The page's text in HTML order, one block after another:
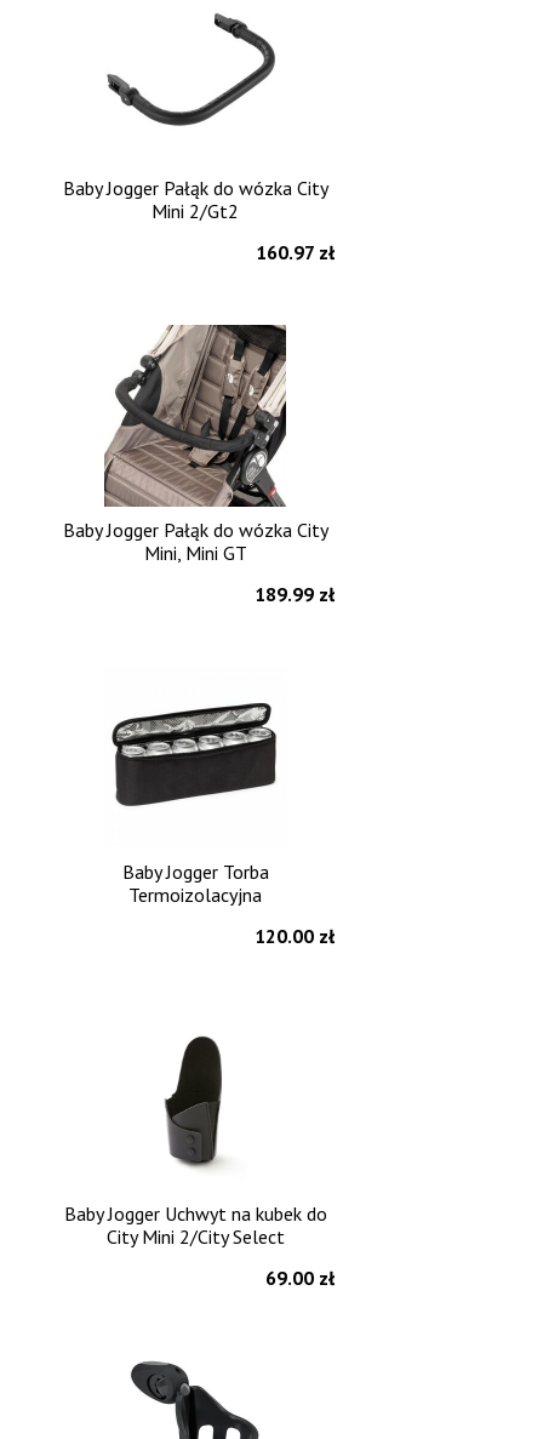
Baby Jogger Pałąk do wózka City
Mini 2/Gt2
160.97 zł
Baby Jogger Pałąk do wózka City
Mini, Mini GT
189.99 zł
Baby Jogger Torba
Termoizolacyjna
120.00 zł
Baby Jogger Uchwyt na kubek do
City Mini 2/City Select
69.00 zł